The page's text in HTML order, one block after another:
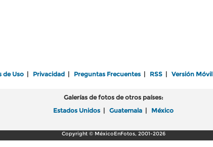
de Uso Privacidad Preguntas Frecuentes RSS Versión Móvil
Galerías de fotos de otros países:
Estados Unidos
Guatemala México
Copyright © MéxicoEnFotos, 2001-2026